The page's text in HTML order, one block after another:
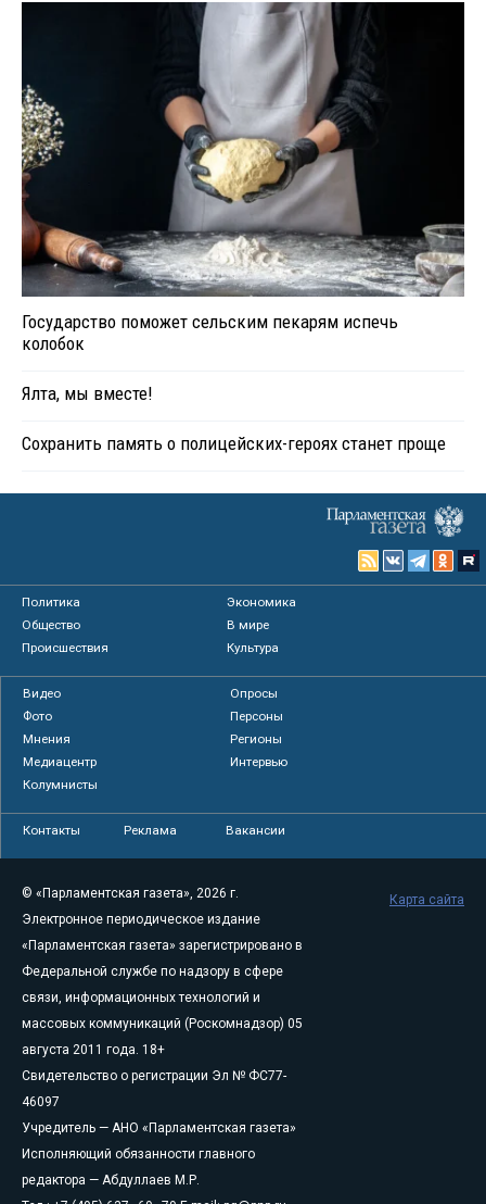
Государство поможет сельским пекарям испечь
колобок
Ялта, мы вместе!
Сохранить память о полицейских-героях станет проще
Политика
Экономика
Общество
В мире
Происшествия
Культура
Видео
Опросы
Фото
Персоны
Мнения
Регионы
Медиацентр
Интервью
Колумнисты
Контакты Реклама Вакансии
© «Парламентская газета», 2026 г.
Электронное периодическое издание
«Парламентская газета» зарегистрировано в
Федеральной службе по надзору в сфере
связи, информационных технологий и
массовых коммуникаций (Роскомнадзор) 05
августа 2011 года. 18+
Свидетельство о регистрации Эл № ФС77-
46097
Учредитель — АНО «Парламентская газета»
Исполняющий обязанности главного
редактора — Абдуллаев М.Р.
Карта сайта